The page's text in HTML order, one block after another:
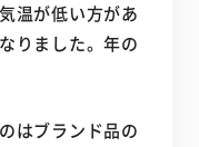
温が低い方があ
りました。年の
はブランド品の